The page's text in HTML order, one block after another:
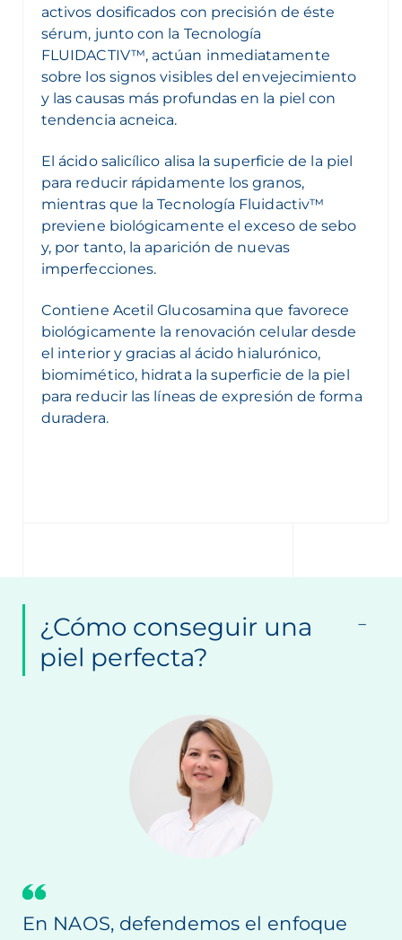
activos dosificados con precisión de éste
sérum, junto con la Tecnología
FLUIDACTIV™, actúan inmediatamente
sobre los signos visibles del envejecimiento
y las causas más profundas en la piel con
tendencia acneica.
El ácido salicílico alisa la superficie de la piel
para reducir rápidamente los granos,
mientras que la Tecnología Fluidactiv™
previene biológicamente el exceso de sebo
y, por tanto, la aparición de nuevas
imperfecciones.
Contiene Acetil Glucosamina que favorece
biológicamente la renovación celular desde
el interior y gracias al ácido hialurónico,
biomimético, hidrata la superficie de la piel
para reducir las líneas de expresión de forma
duradera.
¿Cómo conseguir una
piel perfecta?
En NAOS, defendemos el enfoque